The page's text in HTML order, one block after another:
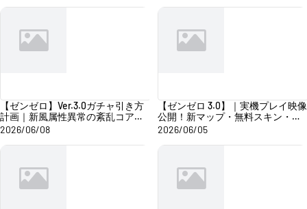
ト
【ゼンゼロ】Ver.3.0ガチャ引き方
計画｜新風属性異常の紊乱コア
「ヴェリーナ」、自動ブレイク役
ポリクローム運用術！
2026/06/08
【ゼンゼロ 3.0】｜実機プレイ映像
公開！新マップ・無料スキン・新
戦闘形態まとめ
2026/06/05